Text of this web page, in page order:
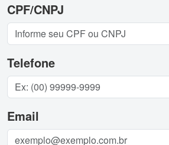
CPF/CNPJ
Telefone
Email